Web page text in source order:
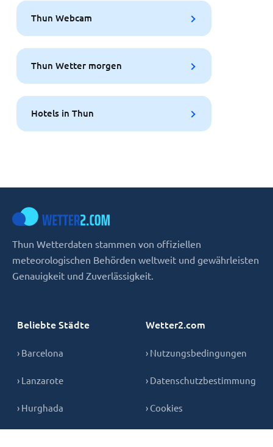
Thun Webcam
Thun Wetter morgen
Hotels in Thun
Thun Wetterdaten stammen von offiziellen
meteorologischen Behörden weltweit und gewährleisten
Genauigkeit und Zuverlässigkeit.
Beliebte Städte
› Barcelona
› Lanzarote
› Hurghada
Wetter2.com
› Nutzungsbedingungen
› Datenschutzbestimmung
› Cookies